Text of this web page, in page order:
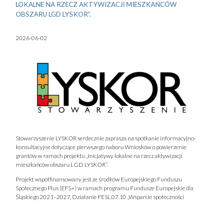
LOKALNE NA RZECZ AKTYWIZACJI MIESZKAŃCÓW
OBSZARU LGD LYSKOR”.
2026-06-02
Stowarzyszenie LYSKOR serdecznie zaprasza na spotkanie informacyjno-
konsultacyjne dotyczące pierwszego naboru Wniosków o powierzenie
grantów w ramach projektu „Inicjatywy lokalne na rzecz aktywizacji
mieszkańców obszaru LGD LYSKOR”.
Projekt współfinansowany jest ze środków Europejskiego Funduszu
Społecznego Plus (EFS+) w ramach programu Fundusze Europejskie dla
Śląskiego 2021–2027, Działanie FESL.07.10 „Wsparcie społeczności